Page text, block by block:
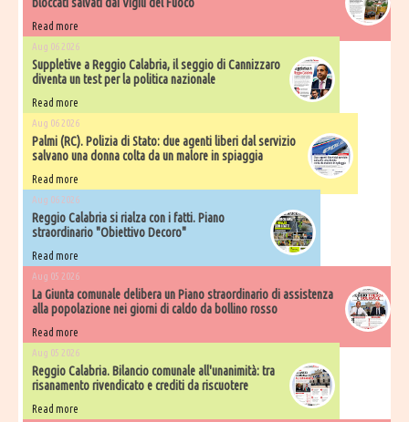
Read more
Aug 06 2026
Suppletive a Reggio Calabria, il seggio di Cannizzaro
diventa un test per la politica nazionale
Read more
Aug 06 2026
Palmi (RC). Polizia di Stato: due agenti liberi dal servizio
salvano una donna colta da un malore in spiaggia
Read more
Aug 06 2026
Reggio Calabria si rialza con i fatti. Piano
straordinario "Obiettivo Decoro"
Read more
Aug 05 2026
La Giunta comunale delibera un Piano straordinario di assistenza
alla popolazione nei giorni di caldo da bollino rosso
Read more
Aug 05 2026
Reggio Calabria. Bilancio comunale all'unanimità: tra
risanamento rivendicato e crediti da riscuotere
Read more